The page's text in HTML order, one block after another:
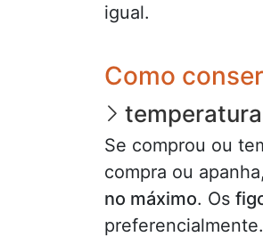
igual.
Como
Se comprou ou
compra ou
no máximo. Os
preferencialmente.